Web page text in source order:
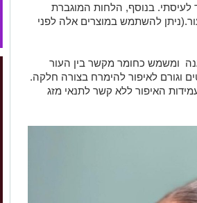
לעיסתי. בנוסף, הלחות המוגברת
להשתמש במוצרים אלה לפני
ומשמש כחומר מקשר בין העור
וגורם לאיפור להימרח בצורה חלקה.
האיפור ללא קשר לתנאי מזג